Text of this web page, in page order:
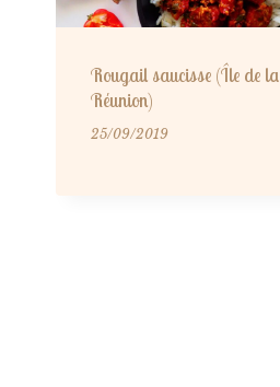
Rougail saucisse (Île de la
Réunion)
25/09/2019